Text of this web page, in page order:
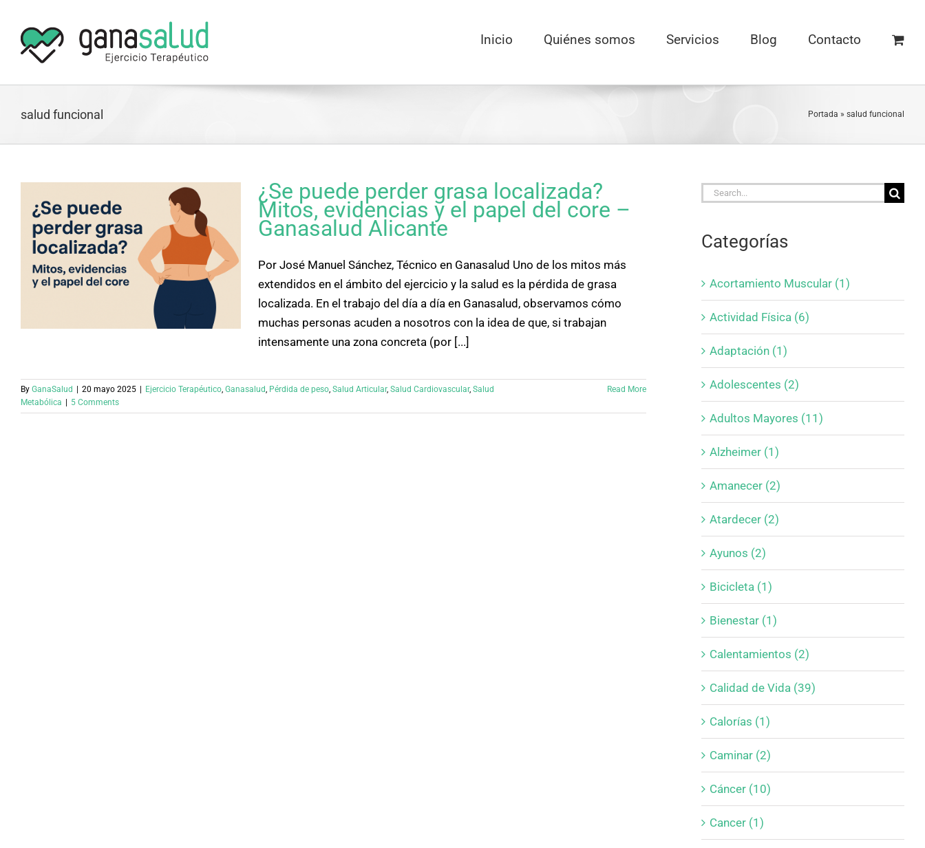
content
Inicio Quiénes somos Servicios Blog Contacto
salud funcional Portada » salud funcional
¿Se puede perder grasa localizada?
Mitos, evidencias y el papel del core –
Ganasalud Alicante
Por José Manuel Sánchez, Técnico en Ganasalud Uno de los mitos más
extendidos en el ámbito del ejercicio y la salud es la pérdida de grasa
localizada. En el trabajo del día a día en Ganasalud, observamos cómo
muchas personas acuden a nosotros con la idea de que, si trabajan
intensamente una zona concreta (por [...]
By GanaSalud 20 mayo 2025 Ejercicio Terapéutico, Ganasalud, Pérdida de peso, Salud Articular, Salud Cardiovascular, Salud
Metabólica
5 Comments
Read More
Search
Categorías
Acortamiento Muscular (1)
Actividad Física (6)
Adaptación (1)
Adolescentes (2)
Adultos Mayores (11)
Alzheimer (1)
Amanecer (2)
Atardecer (2)
Ayunos (2)
Bicicleta (1)
Bienestar (1)
Calentamientos (2)
Calidad de Vida (39)
Calorías (1)
Caminar (2)
Cáncer (10)
Cancer (1)